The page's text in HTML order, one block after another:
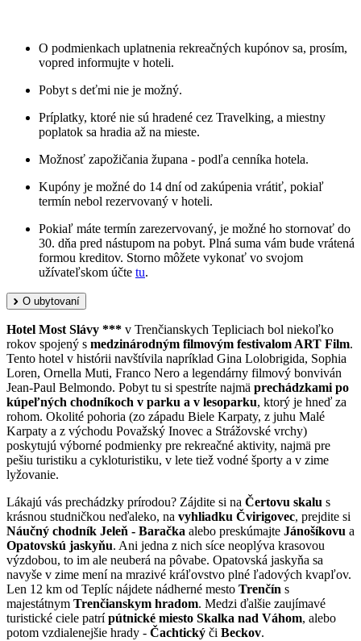
O podmienkach uplatnenia rekreačných kupónov sa, prosím,
vopred informujte v hoteli.
Pobyt s deťmi nie je možný.
Príplatky, ktoré nie sú hradené cez Travelking, a miestny
poplatok sa hradia až na mieste.
Možnosť zapožičania župana - podľa cenníka hotela.
Kupóny je možné do 14 dní od zakúpenia vrátiť, pokiaľ
termín nebol rezervovaný v hoteli.
Pokiaľ máte termín zarezervovaný, je možné ho stornovať do
30. dňa pred nástupom na pobyt. Plná suma vám bude vrátená
formou kreditov. Storno môžete vykonať vo svojom
užívateľskom účte tu.
O ubytovaní
Hotel Most Slávy *** v Trenčianskych Tepliciach bol niekoľko
rokov spojený s medzinárodným filmovým festivalom ART Film.
Tento hotel v histórii navštívila napríklad Gina Lolobrigida, Sophia
Loren, Ornella Muti, Franco Nero a legendárny filmový bonviván
Jean-Paul Belmondo. Pobyt tu si spestríte najmä prechádzkami po
kúpeľných chodníkoch v parku a v lesoparku, ktorý je hneď za
rohom. Okolité pohoria (zo západu Biele Karpaty, z juhu Malé
Karpaty a z východu Považský Inovec a Strážovské vrchy)
poskytujú výborné podmienky pre rekreačné aktivity, najmä pre
pešiu turistiku a cykloturistiku, v lete tiež vodné športy a v zime
lyžovanie.
Lákajú vás prechádzky prírodou? Zájdite si na Čertovu skalu s
krásnou studničkou neďaleko, na vyhliadku Čvirigovec, prejdite si
Náučný chodník Jeleň - Baračka alebo preskúmajte Jánošíkovu a
Opatovskú jaskyňu. Ani jedna z nich síce neoplýva krasovou
výzdobou, to im ale neuberá na pôvabe. Opatovská jaskyňa sa
navyše v zime mení na mrazivé kráľovstvo plné ľadových kvapľov.
Len 12 km od Teplíc nájdete nádherné mesto Trenčín s
majestátnym Trenčianskym hradom. Medzi ďalšie zaujímavé
turistické ciele patrípútnické miesto Skalka nad Váhom, alebo
potom vzdialenejšie hrady - Čachtický či Beckov.